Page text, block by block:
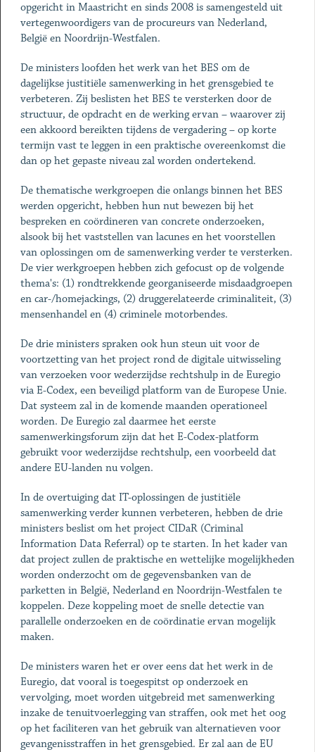
opgericht in Maastricht en sinds 2008 is samengesteld uit
vertegenwoordigers van de procureurs van Nederland,
België en Noordrijn-Westfalen.
De ministers loofden het werk van het BES om de
dagelijkse justitiële samenwerking in het grensgebied te
verbeteren. Zij beslisten het BES te versterken door de
structuur, de opdracht en de werking ervan – waarover zij
een akkoord bereikten tijdens de vergadering – op korte
termijn vast te leggen in een praktische overeenkomst die
dan op het gepaste niveau zal worden ondertekend.
De thematische werkgroepen die onlangs binnen het BES
werden opgericht, hebben hun nut bewezen bij het
bespreken en coördineren van concrete onderzoeken,
alsook bij het vaststellen van lacunes en het voorstellen
van oplossingen om de samenwerking verder te versterken.
De vier werkgroepen hebben zich gefocust op de volgende
thema's: (1) rondtrekkende georganiseerde misdaadgroepen
en car-/homejackings, (2) druggerelateerde criminaliteit, (3)
mensenhandel en (4) criminele motorbendes.
De drie ministers spraken ook hun steun uit voor de
voortzetting van het project rond de digitale uitwisseling
van verzoeken voor wederzijdse rechtshulp in de Euregio
via E-Codex, een beveiligd platform van de Europese Unie.
Dat systeem zal in de komende maanden operationeel
worden. De Euregio zal daarmee het eerste
samenwerkingsforum zijn dat het E-Codex-platform
gebruikt voor wederzijdse rechtshulp, een voorbeeld dat
andere EU-landen nu volgen.
In de overtuiging dat IT-oplossingen de justitiële
samenwerking verder kunnen verbeteren, hebben de drie
ministers beslist om het project CIDaR (Criminal
Information Data Referral) op te starten. In het kader van
dat project zullen de praktische en wettelijke mogelijkheden
worden onderzocht om de gegevensbanken van de
parketten in België, Nederland en Noordrijn-Westfalen te
koppelen. Deze koppeling moet de snelle detectie van
parallelle onderzoeken en de coördinatie ervan mogelijk
maken.
De ministers waren het er over eens dat het werk in de
Euregio, dat vooral is toegespitst op onderzoek en
vervolging, moet worden uitgebreid met samenwerking
inzake de tenuitvoerlegging van straffen, ook met het oog
op het faciliteren van het gebruik van alternatieven voor
gevangenisstraffen in het grensgebied. Er zal aan de EU